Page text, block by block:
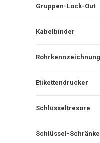
Gruppen-Lock-Out
Kabelbinder
Rohrkennzeichnung
Etikettendrucker
Schlüsseltresore
Schlüssel-Schränke